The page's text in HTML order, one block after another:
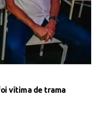
vítima de trama